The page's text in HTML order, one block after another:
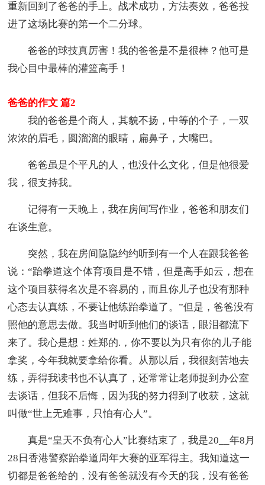
重新回到了爸爸的手上。战术成功，方法奏效，爸爸投
进了这场比赛的第一个二分球。
爸爸的球技真厉害！我的爸爸是不是很棒？他可是
我心目中最棒的灌篮高手！
爸爸的作文 篇2
我的爸爸是个商人，其貌不扬，中等的个子，一双
浓浓的眉毛，圆溜溜的眼睛，扁鼻子，大嘴巴。
爸爸虽是个平凡的人，也没什么文化，但是他很爱
我，很支持我。
记得有一天晚上，我在房间写作业，爸爸和朋友们
在谈生意。
突然，我在房间隐隐约约听到有一个人在跟我爸爸
说：“跆拳道这个体育项目是不错，但是高手如云，想在
这个项目获得名次是不容易的，而且你儿子也没有那种
心态去认真练，不要让他练跆拳道了。”但是，爸爸没有
照他的意思去做。我当时听到他们的谈话，眼泪都流下
来了。我心是想：姓郑的.，你不要以为只有你的儿子能
拿奖，今年我就要拿给你看。从那以后，我很刻苦地去
练，弄得我读书也不认真了，还常常让老师捉到办公室
去谈话，但我不后悔，因为我的努力得到了收获，这就
叫做“世上无难事，只怕有心人”。
真是“皇天不负有心人”比赛结束了，我是20__年8月
28日香港警察跆拳道周年大赛的亚军得主。我知道这一
切都是爸爸给的，没有爸爸就没有今天的我，没有爸爸